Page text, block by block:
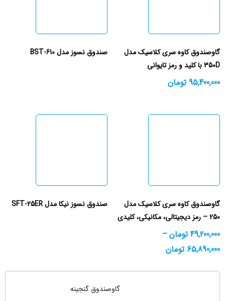
گاوصندوق کاوه سری کلاسیک مدل
350D با کلید و رمز تایوانی
95,400,000 تومان
صندوق نسوز مدل BST-610
گاوصندوق کاوه سری کلاسیک مدل
250 – رمز دیجیتالی، مکانیکی، کلیدی
49,200,000 تومان–
65,890,000 تومان
صندوق نسوز نیکا مدل SFT-25ER
گاوصندوق گنجینه